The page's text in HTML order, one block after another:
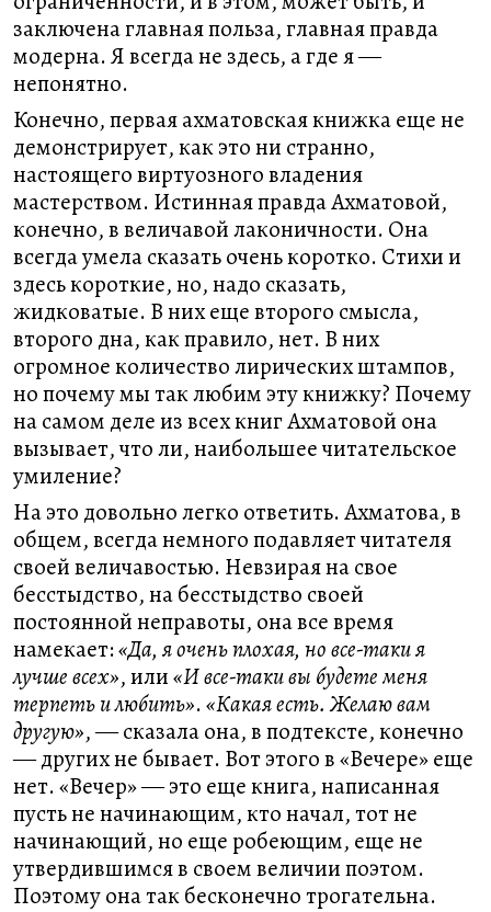
заключена главная польза, главная правда
модерна. Я всегда не здесь, а где я ―
непонятно.
Конечно, первая ахматовская книжка еще не
демонстрирует, как это ни странно,
настоящего виртуозного владения
мастерством. Истинная правда Ахматовой,
конечно, в величавой лаконичности. Она
всегда умела сказать очень коротко. Стихи и
здесь короткие, но, надо сказать,
жидковатые. В них еще второго смысла,
второго дна, как правило, нет. В них
огромное количество лирических штампов,
но почему мы так любим эту книжку? Почему
на самом деле из всех книг Ахматовой она
вызывает, что ли, наибольшее читательское
умиление?
На это довольно легко ответить. Ахматова, в
общем, всегда немного подавляет читателя
своей величавостью. Невзирая на свое
бесстыдство, на бесстыдство своей
постоянной неправоты, она все время
намекает:«Да, я очень плохая, но все-таки я
лучше всех», или«И все-таки вы будете меня
терпеть и любить».«Какая есть. Желаю вам
другую», ― сказала она, в подтексте, конечно
― других не бывает. Вот этого в «Вечере» еще
нет. «Вечер» ― это еще книга, написанная
пусть не начинающим, кто начал, тот не
начинающий, но еще робеющим, еще не
утвердившимся в своем величии поэтом.
Поэтому она так бесконечно трогательна.